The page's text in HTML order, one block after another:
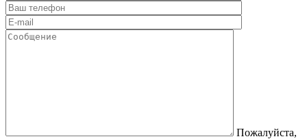
Пожалуйста,